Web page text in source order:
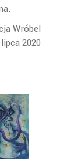
Wróbel
2020